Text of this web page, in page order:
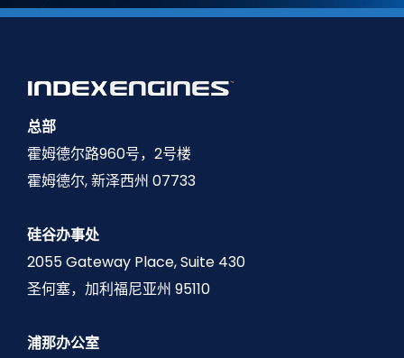
总部
霍姆德尔路960号，2号楼
霍姆德尔, 新泽西州 07733
硅谷办事处
2055 Gateway Place, Suite 430
圣何塞，加利福尼亚州 95110
浦那办公室